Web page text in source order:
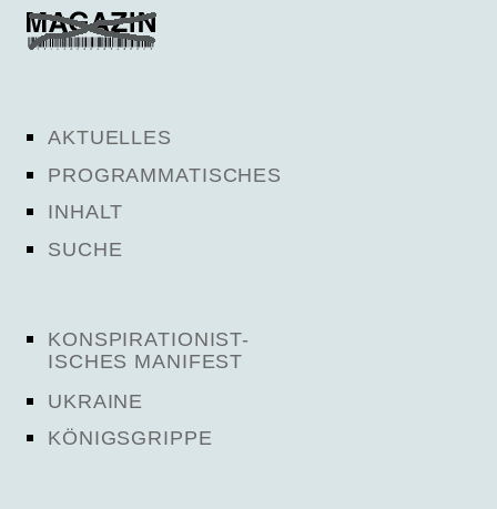
AKTUELLES
PROGRAMMATISCHES
INHALT
SUCHE
KONSPIRATIONIST-
ISCHES MANIFEST
UKRAINE
KÖNIGSGRIPPE